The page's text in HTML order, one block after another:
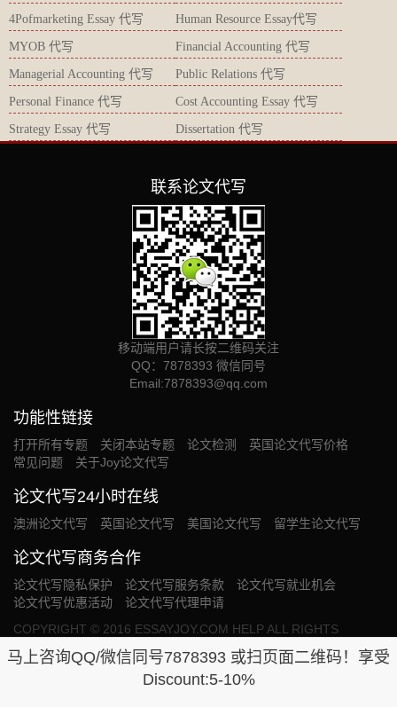
4Pofmarketing Essay 代写 Human Resource Essay代写
MYOB 代写 Financial Accounting 代写
Managerial Accounting 代写 Public Relations 代写
Personal Finance 代写 Cost Accounting Essay 代写
Strategy Essay 代写 Dissertation 代写
联系论文代写
移动端用户请长按二维码关注
QQ：7878393 微信同号
Email:7878393@qq.com
功能性链接
打开所有专题 关闭本站专题 论文检测
英国论文代写价格
常见问题
关于Joy论文代写
论文代写24小时在线
澳洲论文代写 英国论文代写 美国论文代写 留学生论文代写
论文代写商务合作
论文代写隐私保护 论文代写服务条款
论文代写就业机会
论文代写优惠活动
论文代写代理申请
COPYRIGHT © 2016 ESSAYJOY.COM HELP ALL RIGHTS
RESERVED. OUR SERVICE PROVIDED WILL BE USED SOLELY
FOR THE PURPOSE OF RESEARCH.网站统计
马上咨询QQ/微信同号7878393 或扫页面二维码！享受
Discount:5-10%